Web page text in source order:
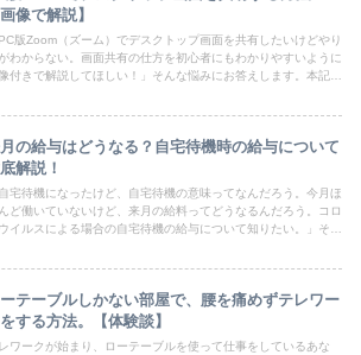
画像で解説】
PC版Zoom（ズーム）でデスクトップ画面を共有したいけどやり
わからない。画面共有の仕方を初心者にもわかりやすいように
付きで解説してほしい！」そんな悩みにお答えします。本記事
の給与はどうなる？自宅待機時の給与について
解説！
自宅待機になったけど、自宅待機の意味ってなんだろう。今月ほ
ど働いていないけど、来月の給料ってどうなるんだろう。コロ
イルスによる場合の自宅待機の給与について知りたい。」そん
テーブルしかない部屋で、腰を痛めずテレワー
する方法。【体験談】
ワークが始まり、ローテーブルを使って仕事をしているあな